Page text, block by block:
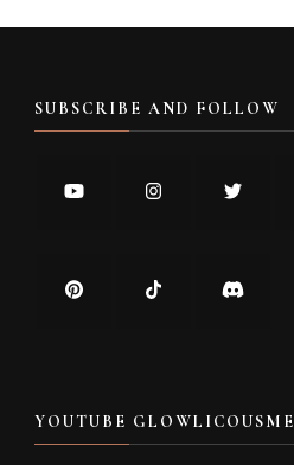
SUBSCRIBE AND FOLLOW
YOUTUBE GLOWLICOUSME